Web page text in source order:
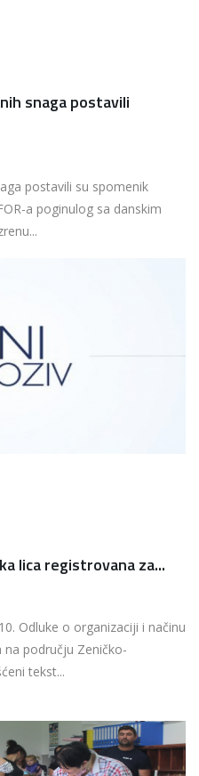
snaga postavili
postavili su spomenik
a poginulog sa danskim
lica registrovana za...
Odluke o organizaciji i načinu
području Zeničko-
tekst...